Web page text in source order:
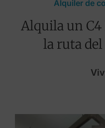
Alquiler de
Alquila un C4
la ruta del